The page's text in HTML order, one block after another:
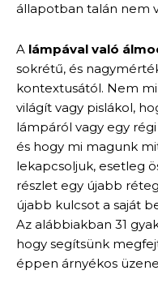
állapotban talán nem
A lámpával való
sokrétű, és
kontextusától. Nem
világít vagy pislákol,
lámpáról vagy egy
és hogy mi magunk
lekapcsoljuk, esetleg
részlet egy újabb
újabb kulcsot a saját
Az alábbiakban 31
hogy segítsünk
éppen árnyékos